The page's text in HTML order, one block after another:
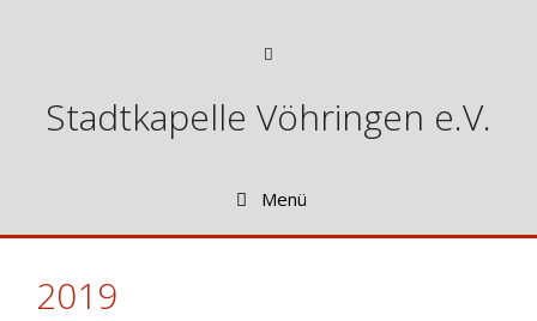
Stadtkapelle Vöhringen e.V.
Menü
2019